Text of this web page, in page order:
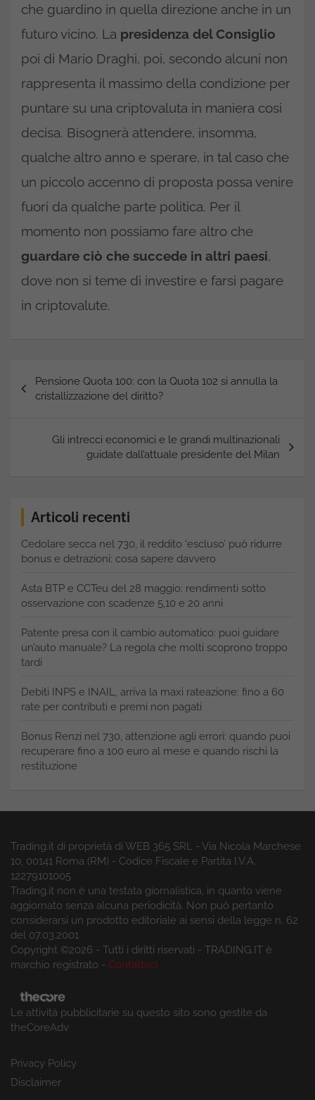
che guardino in quella direzione anche in un
futuro vicino. La presidenza del Consiglio
poi di Mario Draghi, poi, secondo alcuni non
rappresenta il massimo della condizione per
puntare su una criptovaluta in maniera cosi
decisa. Bisognerà attendere, insomma,
qualche altro anno e sperare, in tal caso che
un piccolo accenno di proposta possa venire
fuori da qualche parte politica. Per il
momento non possiamo fare altro che
guardare ciò che succede in altri paesi,
dove non si teme di investire e farsi pagare
in criptovalute.
articoli
Pensione Quota 100: con la Quota 102 si annulla la
cristallizzazione del diritto?
Gli intrecci economici e le grandi multinazionali
guidate dall’attuale presidente del Milan
Articoli recenti
Cedolare secca nel 730, il reddito ‘escluso’ può ridurre
bonus e detrazioni: cosa sapere davvero
Asta BTP e CCTeu del 28 maggio: rendimenti sotto
osservazione con scadenze 5,10 e 20 anni
Patente presa con il cambio automatico: puoi guidare
un’auto manuale? La regola che molti scoprono troppo
tardi
Debiti INPS e INAIL, arriva la maxi rateazione: fino a 60
rate per contributi e premi non pagati
Bonus Renzi nel 730, attenzione agli errori: quando puoi
recuperare fino a 100 euro al mese e quando rischi la
restituzione
Trading.it di proprietà di WEB 365 SRL - Via Nicola Marchese
10, 00141 Roma (RM) - Codice Fiscale e Partita I.V.A.
12279101005
Trading.it non è una testata giornalistica, in quanto viene
aggiornato senza alcuna periodicità. Non può pertanto
considerarsi un prodotto editoriale ai sensi della legge n. 62
del 07.03.2001
Copyright ©2026 - Tutti i diritti riservati - TRADING.IT è
marchio registrato - Contattaci
Le attività pubblicitarie su questo sito sono gestite da
theCoreAdv
Privacy Policy
Disclaimer